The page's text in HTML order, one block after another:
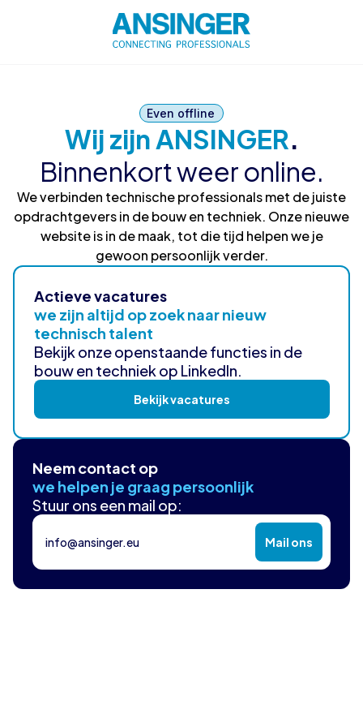
Even offline
Wij zijn ANSINGER.
Binnenkort weer online.
We verbinden technische professionals met de juiste
opdrachtgevers in de bouw en techniek. Onze nieuwe
website is in de maak, tot die tijd helpen we je
gewoon persoonlijk verder.
Actieve vacatures
we zijn altijd op zoek naar nieuw
technisch talent
Bekijk onze openstaande functies in de
bouw en techniek op LinkedIn.
Bekijk vacatures
Neem contact op
we helpen je graag persoonlijk
Stuur ons een mail op:
info@ansinger.eu Mail ons